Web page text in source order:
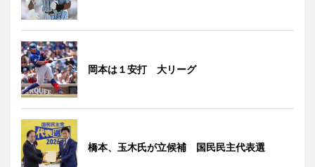
岡本は１安打 大リーグ
橋本、玉木氏が立候補 国民民主代表選